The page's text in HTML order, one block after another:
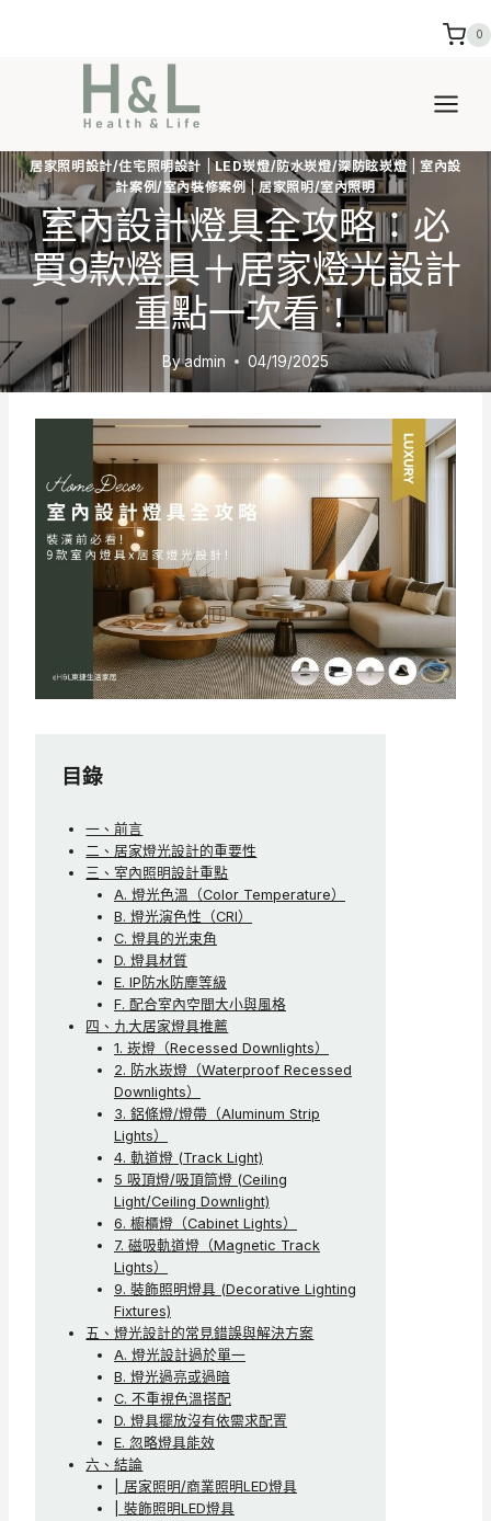
0
居家照明設計/住宅照明設計 |LED崁燈/防水崁燈/深防眩崁燈 |室內設
計案例/室內裝修案例|居家照明/室內照明
室內設計燈具全攻略：必
買9款燈具＋居家燈光設計
重點一次看！
Byadmin 04/19/2025
目錄
一、前言
二、居家燈光設計的重要性
三、室內照明設計重點
A. 燈光色溫（Color Temperature）
B. 燈光演色性（CRI）
C. 燈具的光束角
D. 燈具材質
E. IP防水防塵等級
F. 配合室內空間大小與風格
四、九大居家燈具推薦
1. 崁燈（Recessed Downlights）
2. 防水崁燈（Waterproof Recessed
Downlights）
3. 鋁條燈/燈帶（Aluminum Strip
Lights）
4. 軌道燈 (Track Light)
5 吸頂燈/吸頂筒燈 (Ceiling
Light/Ceiling Downlight)
6. 櫥櫃燈（Cabinet Lights）
7. 磁吸軌道燈（Magnetic Track
Lights）
9. 裝飾照明燈具 (Decorative Lighting
Fixtures)
五、燈光設計的常見錯誤與解決方案
A. 燈光設計過於單一
B. 燈光過亮或過暗
C. 不重視色溫搭配
D. 燈具擺放沒有依需求配置
E. 忽略燈具能效
六、結論
| 居家照明/商業照明LED燈具
| 裝飾照明LED燈具